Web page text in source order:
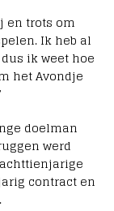
en trots om
Ik heb al
ik weet hoe
het Avondje
doelman
werd
contract en